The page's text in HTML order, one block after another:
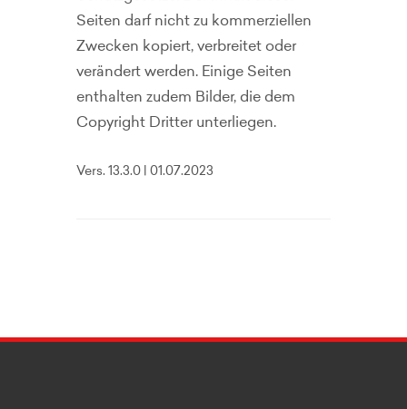
Seiten darf nicht zu kommerziellen
Zwecken kopiert, verbreitet oder
verändert werden. Einige Seiten
enthalten zudem Bilder, die dem
Copyright Dritter unterliegen.
Vers. 13.3.0 | 01.07.2023